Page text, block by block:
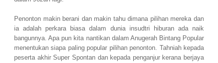
Penonton makin berani dan makin tahu dimana pilihan mereka dan
ia adalah perkara biasa dalam dunia insudtri hiburan ada naik
bangunnya. Apa pun kita nantikan dalam Anugerah Bintang Popular
menentukan siapa paling popular pilihan penonton. Tahniah kepada
peserta akhir Super Spontan dan kepada penganjur kerana berjaya